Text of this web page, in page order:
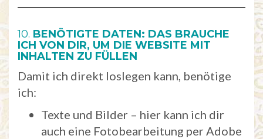
10. BENÖTIGTE DATEN: DAS BRAUCHE
ICH VON DIR, UM DIE WEBSITE MIT
INHALTEN ZU FÜLLEN
Damit ich direkt loslegen kann, benötige
ich:
Texte und Bilder – hier kann ich dir
auch eine Fotobearbeitung per Adobe